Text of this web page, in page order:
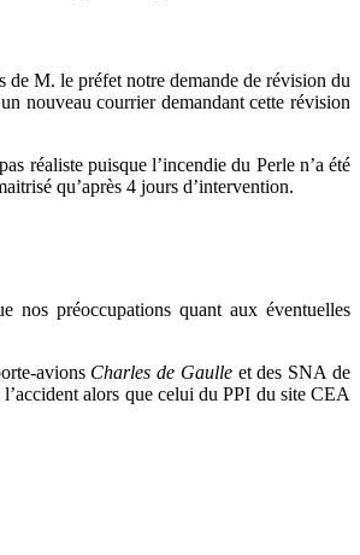
de M. le préfet notre demande de révision du
nouveau courrier demandant cette révision
réaliste puisque l’incendie du Perle n’a été
qu’après 4 jours d’intervention.
nos préoccupations quant aux éventuelles
avions Charles de Gaulleet des SNA de
alors que celui du PPI du site CEA